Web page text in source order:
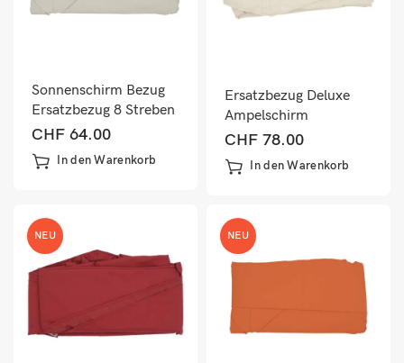
Sonnenschirm Bezug
Ersatzbezug 8 Streben
3x3m Polyester mit
Flap terracotta
CHF 64.00
In den Warenkorb
Ersatzbezug Deluxe
Ampelschirm
Sonnenschirmbezug
rund Ø3m creme ohne
Flap
CHF 78.00
In den Warenkorb
NEU NEU